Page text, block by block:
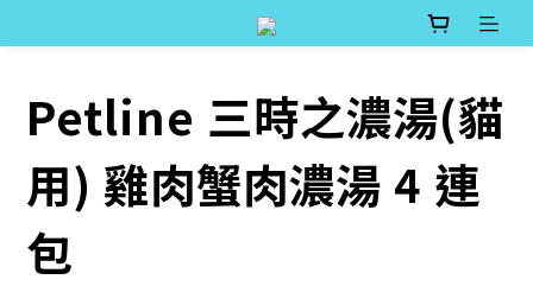
Petline 三時之濃湯(貓
用) 雞肉蟹肉濃湯 4 連
包